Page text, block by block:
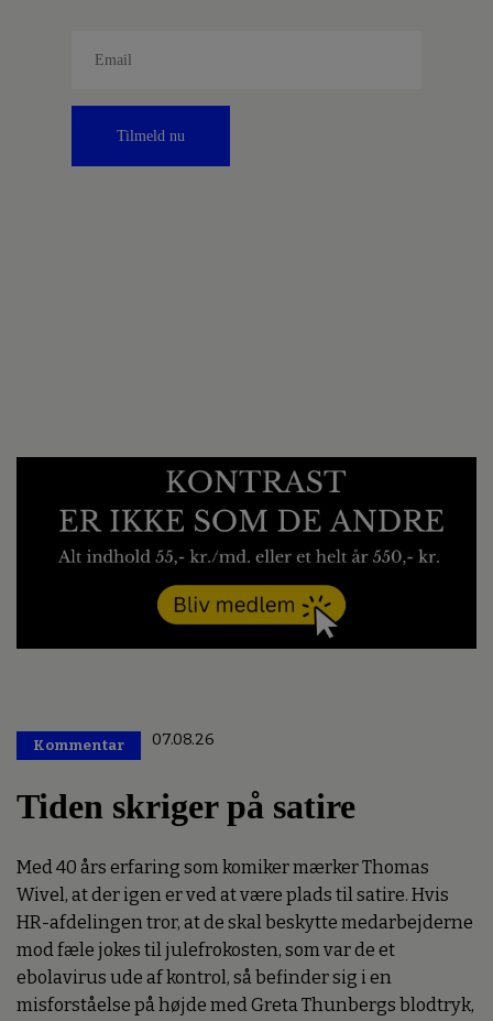
Tilmeld nu
Kommentar 07.08.26
Tiden skriger på satire
Med 40 års erfaring som komiker mærker Thomas
Wivel, at der igen er ved at være plads til satire. Hvis
HR-afdelingen tror, at de skal beskytte medarbejderne
mod fæle jokes til julefrokosten, som var de et
ebolavirus ude af kontrol, så befinder sig i en
misforståelse på højde med Greta Thunbergs blodtryk,